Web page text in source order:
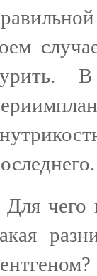
Для чего